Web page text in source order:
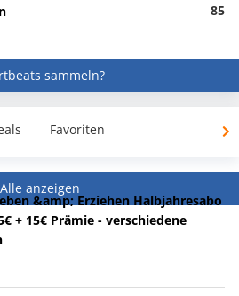
85
sammeln?
Favoriten
Alle anzeigen
&amp; Erziehen Halbjahresabo
+ 15€ Prämie - verschiedene